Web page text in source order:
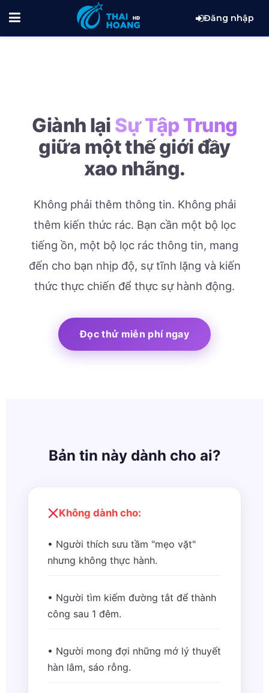
Đăng nhập
Giành lại Sự Tập Trung
giữa một thế giới đầy
xao nhãng.
Không phải thêm thông tin. Không phải
thêm kiến thức rác. Bạn cần một bộ lọc
tiếng ồn, một bộ lọc rác thông tin, mang
đến cho bạn nhịp độ, sự tĩnh lặng và kiến
thức thực chiến để thực sự hành động.
Đọc thử miễn phí ngay
Bản tin này dành cho ai?
Không dành cho:
• Người thích sưu tầm "mẹo vặt"
nhưng không thực hành.
• Người tìm kiếm đường tắt để thành
công sau 1 đêm.
• Người mong đợi những mớ lý thuyết
hàn lâm, sáo rỗng.